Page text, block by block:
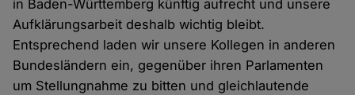
in Baden-Württemberg künftig aufrecht und unsere
Aufklärungsarbeit deshalb wichtig bleibt.
Entsprechend laden wir unsere Kollegen in anderen
Bundesländern ein, gegenüber ihren Parlamenten
um Stellungnahme zu bitten und gleichlautende